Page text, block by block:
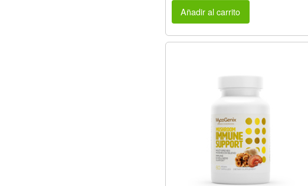
Añadir al carrito